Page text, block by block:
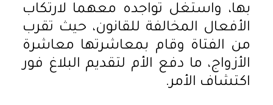
بها، واستغل تواجده معهما لارتكاب
الأفعال المخالفة للقانون، حيث تقرب
من الفتاة وقام بمعاشرتها معاشرة
الأزواج، ما دفع الأم لتقديم البلاغ فور
اكتشاف الأمر.